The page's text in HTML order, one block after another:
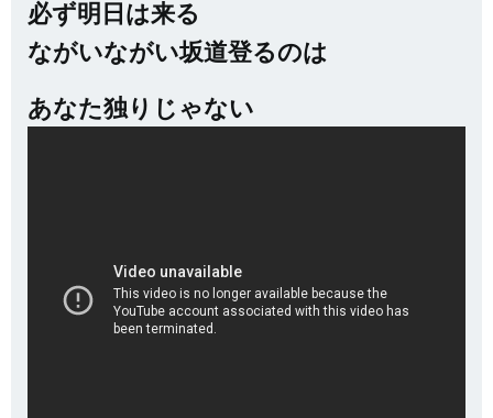
必ず明日は来る
ながいながい坂道登るのは
あなた独りじゃない